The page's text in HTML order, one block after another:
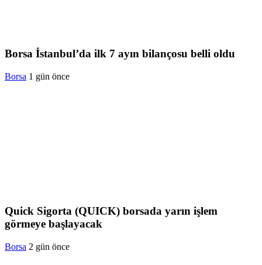
Borsa İstanbul’da ilk 7 ayın bilançosu belli oldu
Borsa 1 gün önce
Quick Sigorta (QUICK) borsada yarın işlem
görmeye başlayacak
Borsa 2 gün önce